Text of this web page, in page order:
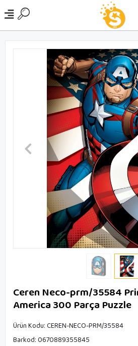
Ceren Neco-prm/35584
America 300 Parça Puzzle
Ürün Kodu:CEREN-NECO-PRM/35584
Barkod:0670889355845